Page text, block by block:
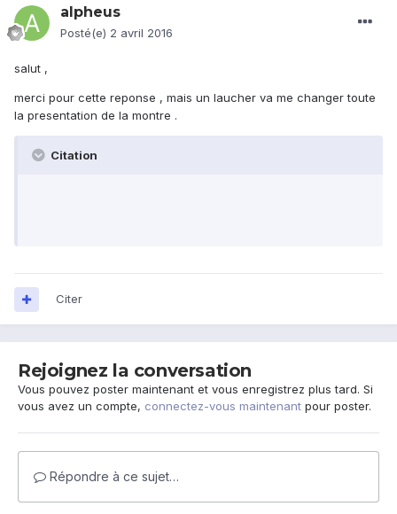
alpheus
Posté(e) 2 avril 2016
salut ,
merci pour cette reponse , mais un laucher va me changer toute
la presentation de la montre .
Citation
Citer
Rejoignez la conversation
Vous pouvez poster maintenant et vous enregistrez plus tard. Si
vous avez un compte, connectez-vous maintenant pour poster.
Répondre à ce sujet…